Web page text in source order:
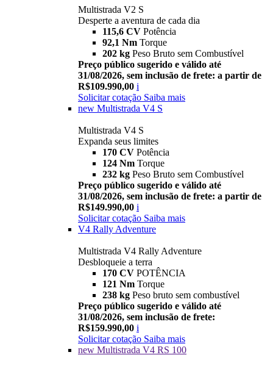
Multistrada V2 S
Desperte a aventura de cada dia
115,6 CV Potência
92,1 Nm Torque
202 kg Peso Bruto sem Combustível
Preço público sugerido e válido até
31/08/2026, sem inclusão de frete: a partir de
R$109.990,00 i
Solicitar cotação Saiba mais
new Multistrada V4 S
Multistrada V4 S
Expanda seus limites
170 CV Potência
124 Nm Torque
232 kg Peso Bruto sem Combustível
Preço público sugerido e válido até
31/08/2026, sem inclusão de frete: a partir de
R$149.990,00 i
Solicitar cotação Saiba mais
V4 Rally Adventure
Multistrada V4 Rally Adventure
Desbloqueie a terra
170 CV POTÊNCIA
121 Nm Torque
238 kg Peso bruto sem combustível
Preço público sugerido e válido até
31/08/2026, sem inclusão de frete:
R$159.990,00 i
Solicitar cotação Saiba mais
new Multistrada V4 RS 100